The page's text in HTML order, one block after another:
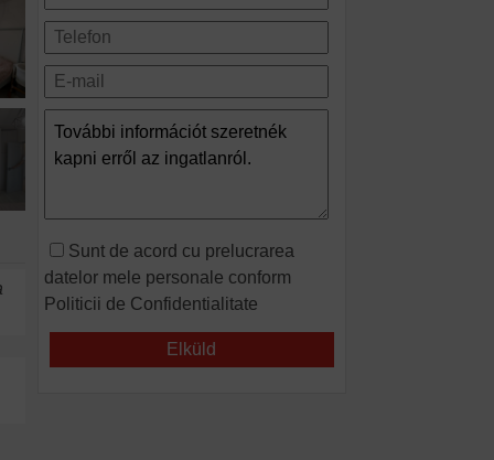
Sunt de acord cu prelucrarea
datelor mele personale conform
Politicii de Confidentialitate